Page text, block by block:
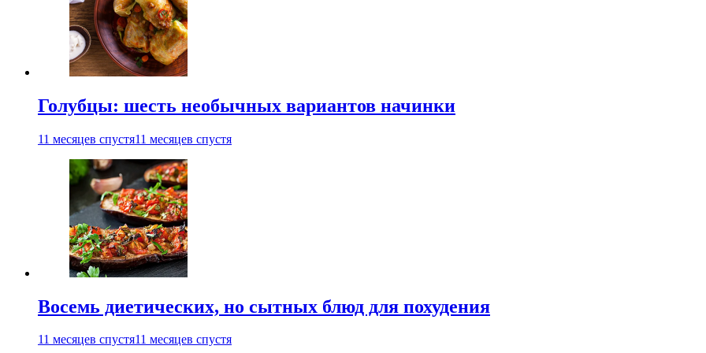
Голубцы: шесть необычных вариантов начинки
11 месяцев спустя11 месяцев спустя
Восемь диетических, но сытных блюд для похудения
11 месяцев спустя11 месяцев спустя